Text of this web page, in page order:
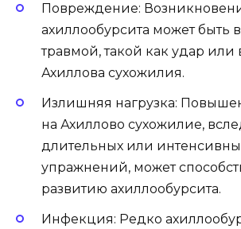
Повреждение:
ахиллообурсита может быть
травмой, такой как удар
Ахиллова сухожилия.
Излишняя нагрузка:
на Ахиллово сухожилие,
длительных или
упражнений, может
развитию ахиллообурсита.
Инфекция: Редко